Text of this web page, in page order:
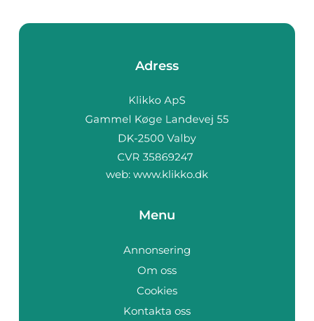
Adress
web: www.klikko.dk
Menu
Annonsering
Om oss
Cookies
Kontakta oss